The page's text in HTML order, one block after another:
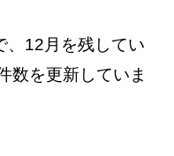
、12月を残してい
数を更新していま